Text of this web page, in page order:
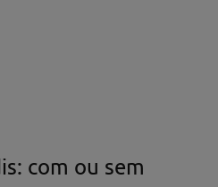
com ou sem